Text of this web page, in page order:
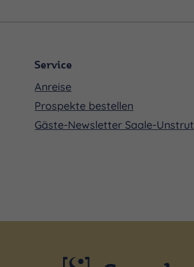
Service
Anreise
Prospekte bestellen
Gäste-Newsletter Saale-Unstrut